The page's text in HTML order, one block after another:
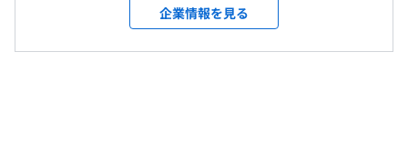
ーンも増えております。また、この期間にスキルアップを
目指した研修を在宅勤務にて実施しております。
研修中の在宅勤務者に対しては、先輩社員の協力のもと、
従業員に対する受動喫煙対策：あり
対策内容：敷地内禁煙
対象者：中途採用者
構築保守運用や開発・PKG導入展開業務を手がけて
ンストップサービスで対応しているため、幅広い経
企業情報を見る